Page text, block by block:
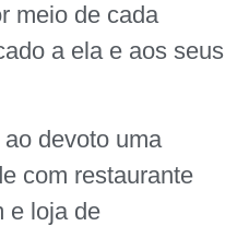
meio de cada
a ela e aos seus
devoto uma
com restaurante
e loja de